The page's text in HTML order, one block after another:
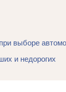
выборе
и недорогих